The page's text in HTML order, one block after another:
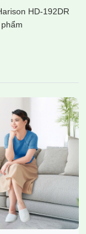
HD-192DR